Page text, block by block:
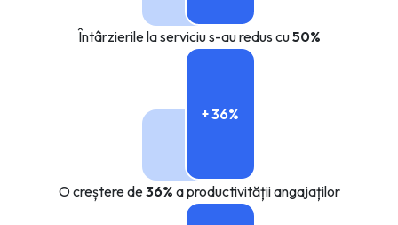
Întârzierile la serviciu s-au redus cu50%
+ 36%
O creștere de36% a productivității angajaților